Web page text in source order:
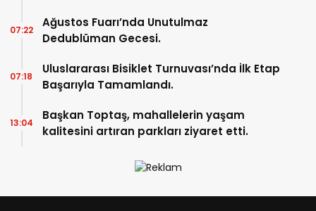
Ağustos Fuarı’nda Unutulmaz
Dedublüman Gecesi.
07:22
Uluslararası Bisiklet Turnuvası’nda İlk Etap
Başarıyla Tamamlandı.
07:18
Başkan Toptaş, mahallelerin yaşam
kalitesini artıran parkları ziyaret etti.
13:04